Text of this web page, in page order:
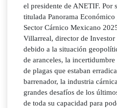
el presidente de ANETIF. Por
titulada Panorama
Sector Cárnico Mexicano
Villarreal, director de Investor
debido a la situación
de aranceles, la
de plagas que estaban
barrenador, la industria
grandes desafíos de los
de toda su capacidad para